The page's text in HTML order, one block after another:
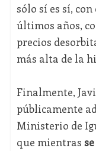
sólo sí es sí,
últimos años,
precios
más alta de la
Finalmente,
públicamente
Ministerio de
que mientras